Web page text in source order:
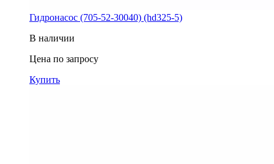
Гидронасос (705-52-30040) (hd325-5)
В наличии
Цена по запросу
Купить